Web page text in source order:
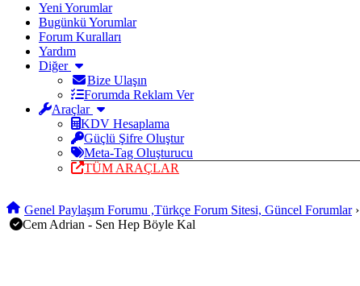
Yeni Yorumlar
Bugünkü Yorumlar
Forum Kuralları
Yardım
Diğer
Bize Ulaşın
Forumda Reklam Ver
Araçlar
KDV Hesaplama
Güçlü Şifre Oluştur
Meta-Tag Oluşturucu
TÜM ARAÇLAR
Genel Paylaşım Forumu ,Türkçe Forum Sitesi, Güncel Forumlar›
Cem Adrian - Sen Hep Böyle Kal